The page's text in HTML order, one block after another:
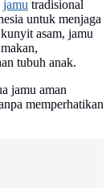
jamu tradisional
untuk menjaga
asam, jamu
tubuh anak.
jamu aman
memperhatikan